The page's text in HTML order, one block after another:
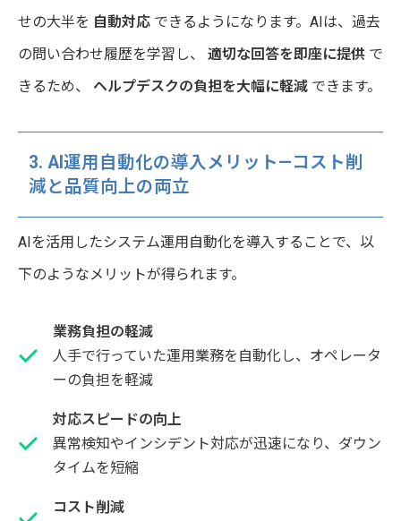
せの大半を 自動対応 できるようになります。AIは、過去
の問い合わせ履歴を学習し、 適切な回答を即座に提供 で
きるため、 ヘルプデスクの負担を大幅に軽減 できます。
3. AI運用自動化の導入メリット—コスト削
減と品質向上の両立
AIを活用したシステム運用自動化を導入することで、以
下のようなメリットが得られます。
業務負担の軽減
人手で行っていた運用業務を自動化し、オペレータ
ーの負担を軽減
対応スピードの向上
異常検知やインシデント対応が迅速になり、ダウン
タイムを短縮
コスト削減